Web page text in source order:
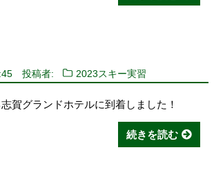
投稿者: 2023スキー実習
賀グランドホテルに到着しました！
続きを読む